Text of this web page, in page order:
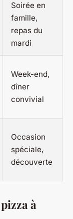
Soirée en
famille,
repas du
mardi
Week-end,
dîner
convivial
Occasion
spéciale,
découverte
à